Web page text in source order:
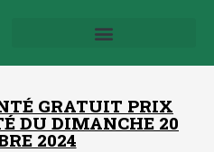
GRATUIT PRIX
DU DIMANCHE 20
2024